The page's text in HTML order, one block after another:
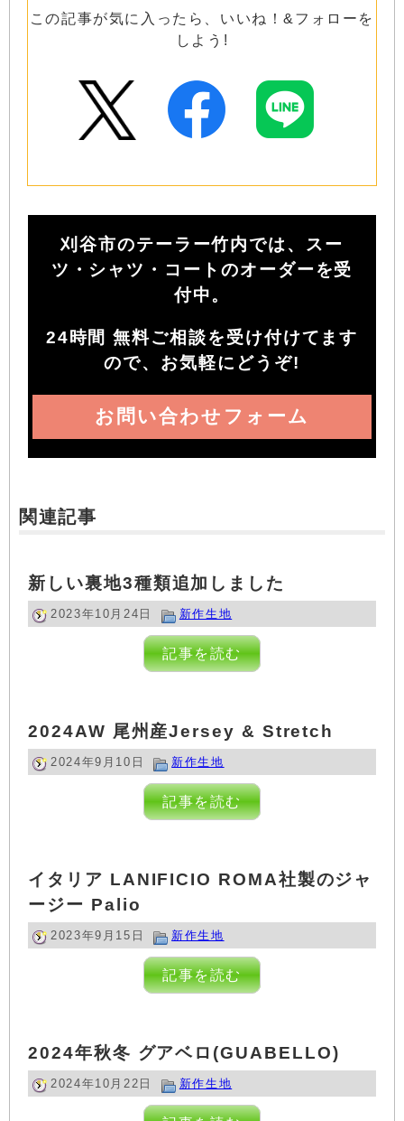
この記事が気に入ったら、いいね！&フォローを
しよう!
刈谷市のテーラー竹内では、スー
ツ・シャツ・コートのオーダーを受
付中。
24時間 無料ご相談を受け付けてます
ので、お気軽にどうぞ!
お問い合わせフォーム
関連記事
新しい裏地3種類追加しました
2023年10月24日 新作生地
記事を読む
2024AW 尾州産Jersey & Stretch
2024年9月10日 新作生地
記事を読む
イタリア LANIFICIO ROMA社製のジャ
ージー Palio
2023年9月15日 新作生地
記事を読む
2024年秋冬 グアベロ(GUABELLO)
2024年10月22日 新作生地